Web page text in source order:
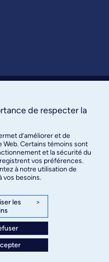
de respecter la
d’améliorer et de
Certains témoins sont
et la sécurité du
vos préférences.
à notre utilisation de
vos besoins.
les
>